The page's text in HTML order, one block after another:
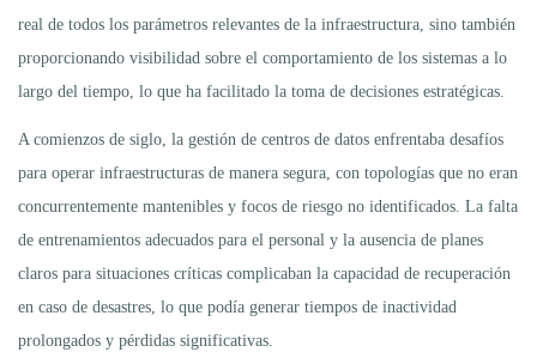
real de todos los parámetros relevantes de la infraestructura, sino también
proporcionando visibilidad sobre el comportamiento de los sistemas a lo
largo del tiempo, lo que ha facilitado la toma de decisiones estratégicas.
A comienzos de siglo, la gestión de centros de datos enfrentaba desafíos
para operar infraestructuras de manera segura, con topologías que no eran
concurrentemente mantenibles y focos de riesgo no identificados. La falta
de entrenamientos adecuados para el personal y la ausencia de planes
claros para situaciones críticas complicaban la capacidad de recuperación
en caso de desastres, lo que podía generar tiempos de inactividad
prolongados y pérdidas significativas.